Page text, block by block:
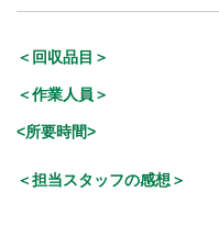
＜回収品目＞
＜作業人員＞
<所要時間>
＜担当スタッフの感想＞